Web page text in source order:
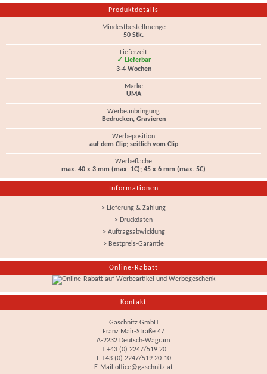
Produktdetails
Mindestbestellmenge
50 Stk.
Lieferzeit
✓ Lieferbar
3-4 Wochen
Marke
UMA
Werbeanbringung
Bedrucken, Gravieren
Werbeposition
auf dem Clip; seitlich vom Clip
Werbefläche
max. 40 x 3 mm (max. 1C); 45 x 6 mm (max. 5C)
Informationen
> Lieferung & Zahlung
> Druckdaten
> Auftragsabwicklung
> Bestpreis-Garantie
Online-Rabatt
Kontakt
Gaschnitz GmbH
Franz Mair-Straße 47
A-2232 Deutsch-Wagram
T +43 (0) 2247/519 20
F +43 (0) 2247/519 20-10
E-Mail office@gaschnitz.at